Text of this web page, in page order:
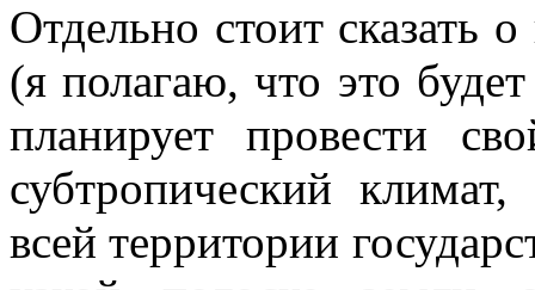
Отдельно стоит сказать
(я полагаю, что это
планирует провести
субтропический
всей территории